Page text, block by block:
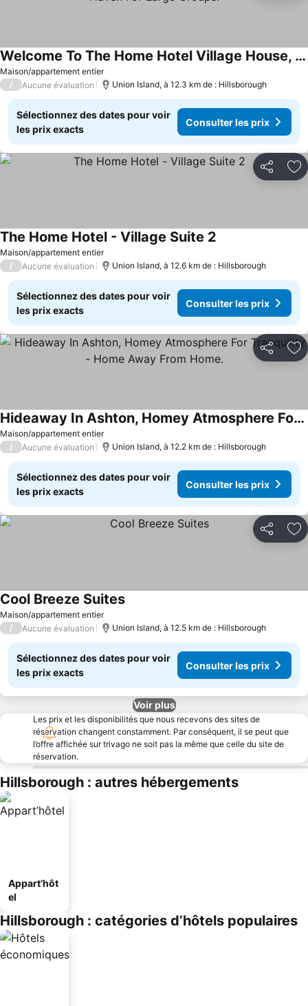
Maison/appartement entier
Welcome To The Home Hotel Village House, The Perfect Haven For Large Groups.
Consulter les prix
/ Aucune évaluation Union Island, à 12.3 km de : Hillsborough
Sélectionnez des dates pour voir
les prix exacts
Consulter les prix
Partager
Maison/appartement entier
The Home Hotel - Village Suite 2
/ Aucune évaluation Union Island, à 12.6 km de : Hillsborough
Sélectionnez des dates pour voir
les prix exacts
Consulter les prix
Partager
Maison/appartement entier
Hideaway In Ashton, Homey Atmosphere For Tranquility - Home Away From Home.
Consulter les prix
/ Aucune évaluation Union Island, à 12.2 km de : Hillsborough
Sélectionnez des dates pour voir
les prix exacts
Consulter les prix
Partager
Maison/appartement entier
Cool Breeze SuitesConsulter les prix
/ Aucune évaluation Union Island, à 12.5 km de : Hillsborough
Sélectionnez des dates pour voir
les prix exacts
Consulter les prix
Voir plus
Les prix et les disponibilités que nous recevons des sites de
réservation changent constamment. Par conséquent, il se peut que
l’offre affichée sur trivago ne soit pas la même que celle du site de
réservation.
Hillsborough : autres hébergements
Appart’hôt
el
Hillsborough : catégories d’hôtels populaires